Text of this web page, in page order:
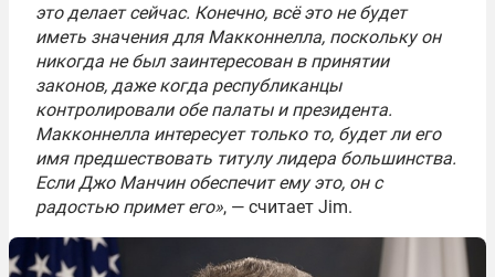
это делает сейчас. Конечно, всё это не будет
иметь значения для Макконнелла, поскольку он
никогда не был заинтересован в принятии
законов, даже когда республиканцы
контролировали обе палаты и президента.
Макконнелла интересует только то, будет ли его
имя предшествовать титулу лидера большинства.
Если Джо Манчин обеспечит ему это, он с
радостью примет его», — считает Jim.